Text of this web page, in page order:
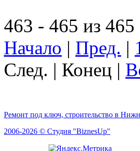
463 - 465 из 465
Начало | Пред. |
След. | Конец |
Ремонт под ключ, строительство в
2006-2026 © Студия "BiznesUp"